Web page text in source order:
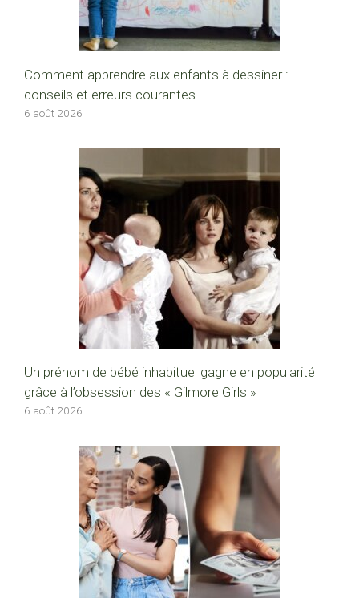
Comment apprendre aux enfants à dessiner :
conseils et erreurs courantes
6 août 2026
Un prénom de bébé inhabituel gagne en popularité
grâce à l’obsession des « Gilmore Girls »
6 août 2026